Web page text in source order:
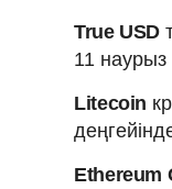
True USD
11 наурыз
Litecoin
Ethereum